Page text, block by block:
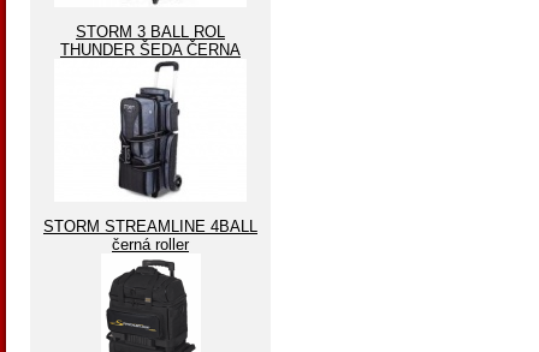
STORM 3 BALL ROL
THUNDER ŠEDA ČERNA
STORM STREAMLINE 4BALL
černá roller